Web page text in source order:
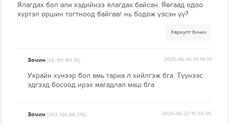
Ялагдах бол али хэдийнээ ялагдах байсан. Яөгаад одоо
хүртэл оршин тогтноод байгааг нь бодож үзсэн үү?
Хариулт бичих
Зочин[66.181.161.10] 2025-06-26 01:14:01
Украйн хүнээр бол амь тариа л хийлгэж бга. Түүнээс
эдгээд босоод ирэх магадлал маш бга
Зочин[202.126.88.215] 2025-06-23 15:55:05